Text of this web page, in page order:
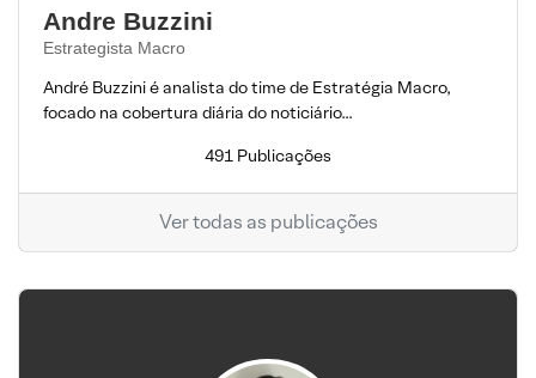
Andre Buzzini
Estrategista Macro
André Buzzini é analista do time de Estratégia Macro,
focado na cobertura diária do noticiário...
491 Publicações
Ver todas as publicações